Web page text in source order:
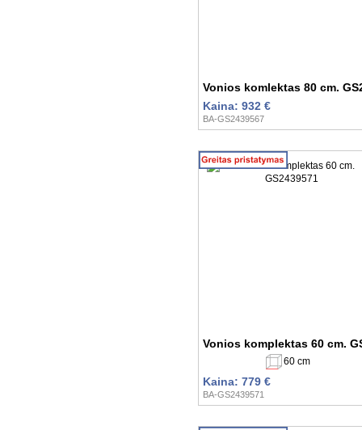
Vonios komlektas 80 cm.
Kaina: 932 €
BA-GS2439567
Vonios komplektas 60 cm.
60 cm
Kaina: 779 €
BA-GS2439571